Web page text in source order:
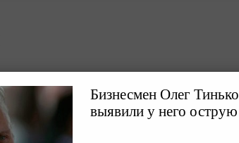
Бизнесмен Олег
выявили у него